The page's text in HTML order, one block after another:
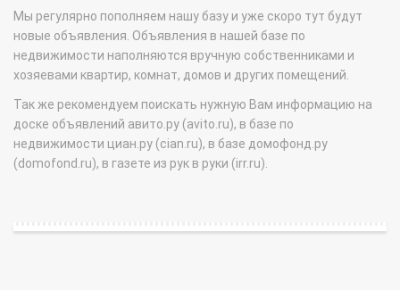
Мы регулярно пополняем нашу базу и уже скоро тут будут
новые объявления. Объявления в нашей базе по
недвижимости наполняются вручную собственниками и
хозяевами квартир, комнат, домов и других помещений.
Так же рекомендуем поискать нужную Вам информацию на
доске объявлений авито.ру (avito.ru), в базе по
недвижимости циан.ру (cian.ru), в базе домофонд.ру
(domofond.ru), в газете из рук в руки (irr.ru).